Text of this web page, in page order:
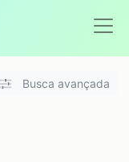
Busca avançada